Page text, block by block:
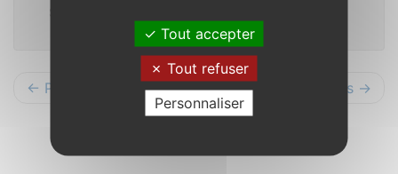
← Précédents Suivants →
Tout accepter
Tout refuser
Personnaliser